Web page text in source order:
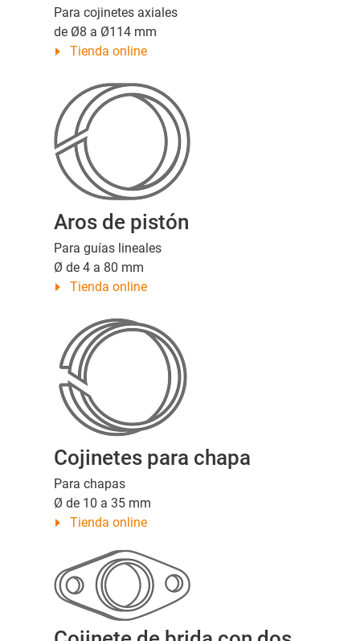
Para cojinetes axiales
de Ø8 a Ø114 mm
Tienda online
Aros de pistón
Para guías lineales
Ø de 4 a 80 mm
Tienda online
Cojinetes para chapa
Para chapas
Ø de 10 a 35 mm
Tienda online